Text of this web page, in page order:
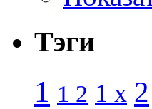
Тэги
1 1 2 1 x 2